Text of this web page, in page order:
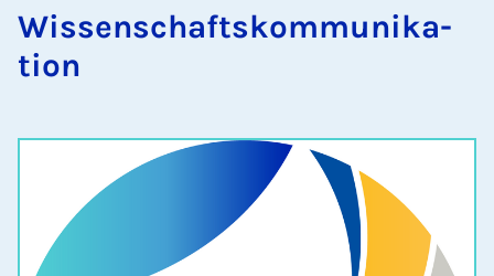
Wis­senschaft­skom­munika­
tion